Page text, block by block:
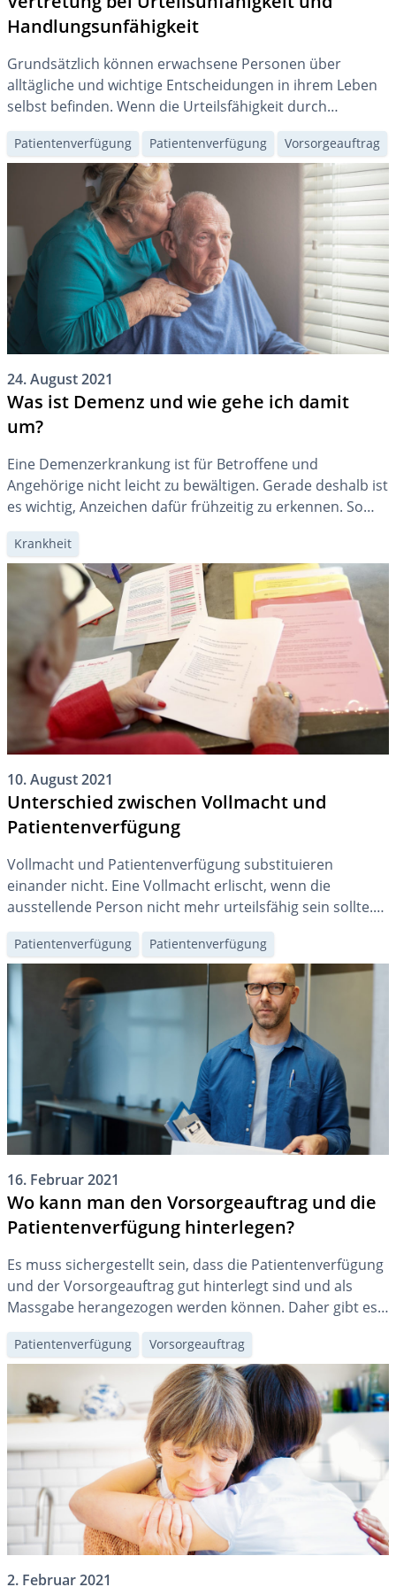
Handlungsunfähigkeit
Grundsätzlich können erwachsene Personen über
alltägliche und wichtige Entscheidungen in ihrem Leben
selbst befinden. Wenn die Urteilsfähigkeit durch
Krankheiten oder andere geistige Beeinträchtigungen
eingeschränkt wird, kann eine Vertretung notwendig
Patientenverfügung Patientenverfügung Vorsorgeauftrag
24. August 2021
Was ist Demenz und wie gehe ich damit
um?
Eine Demenzerkrankung ist für Betroffene und
Angehörige nicht leicht zu bewältigen. Gerade deshalb ist
es wichtig, Anzeichen dafür frühzeitig zu erkennen. So
können Sie wirksam Massnahmen zur Vorbeugung
ergreifen und vorausschauend planen.
Krankheit
10. August 2021
Unterschied zwischen Vollmacht und
Patientenverfügung
Vollmacht und Patientenverfügung substituieren
einander nicht. Eine Vollmacht erlischt, wenn die
ausstellende Person nicht mehr urteilsfähig sein sollte.
Die Patientenverfügung legt medizinische Massnahmen
für den Fall der Urteilsunfähigkeit fest und behält daher
ihre Gültigkeit.
Patientenverfügung Patientenverfügung
16. Februar 2021
Wo kann man den Vorsorgeauftrag und die
Patientenverfügung hinterlegen?
Es muss sichergestellt sein, dass die Patientenverfügung
und der Vorsorgeauftrag gut hinterlegt sind und als
Massgabe herangezogen werden können. Daher gibt es
verschiedene Möglichkeiten zur Hinterlegung, um die
richtige Eröffnung besser zu gewährleisten.
Patientenverfügung Vorsorgeauftrag
2. Februar 2021